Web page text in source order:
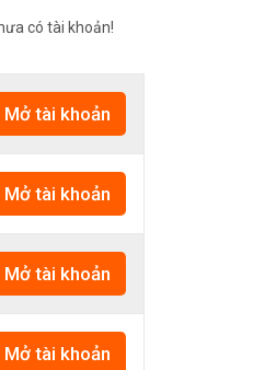
có tài khoản!
Mở tài khoản
Mở tài khoản
Mở tài khoản
Mở tài khoản